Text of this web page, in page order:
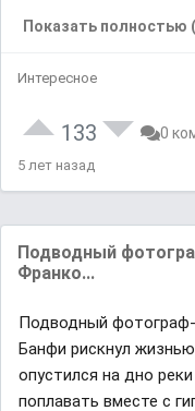
Показать полностью
Интересное
133 0
5 лет назад
Подводный
Франко...
Подводный
Банфи рискнул
опустился на дно
поплавать вместе с